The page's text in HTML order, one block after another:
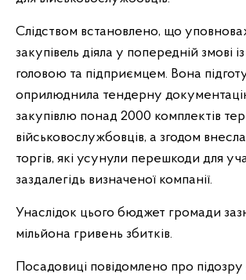
Слідством встановлено, що
закупівель діяла у попередній змові
головою та підприємцем. Вона
оприлюднила тендерну
закупівлю понад 2000 комплектів
військовослужбовців, а згодом
торгів, які усунули перешкоди для
заздалегідь визначеної компанії.
Унаслідок цього бюджет громади
мільйона гривень збитків.
Посадовиці повідомлено про